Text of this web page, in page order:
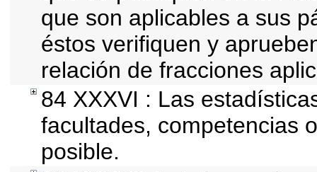
que son aplicables a sus
éstos verifiquen y
relación de fracciones
84 XXXVI : Las
facultades, competencias
posible.